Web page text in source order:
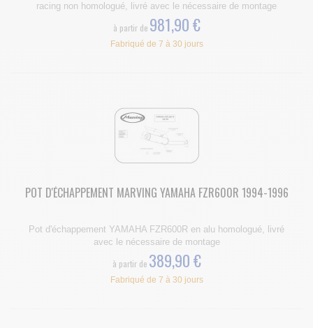
racing non homologué, livré avec le nécessaire de montage
à partir de 981,90 €
Fabriqué de 7 à 30 jours
POT D'ÉCHAPPEMENT MARVING YAMAHA FZR600R 1994-1996
Pot d'échappement YAMAHA FZR600R en alu homologué, livré
avec le nécessaire de montage
à partir de 389,90 €
Fabriqué de 7 à 30 jours